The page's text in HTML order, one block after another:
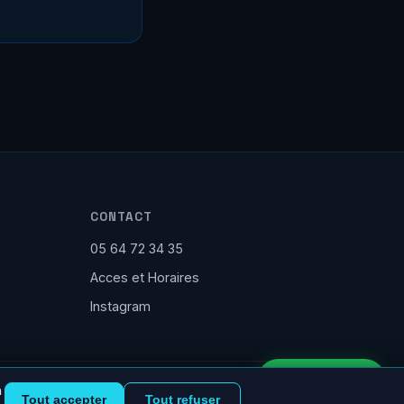
CONTACT
05 64 72 34 35
Acces et Horaires
Instagram
SAS Bassin Reality Expérience - SIREN 940 693 005
Tout accepter Tout refuser